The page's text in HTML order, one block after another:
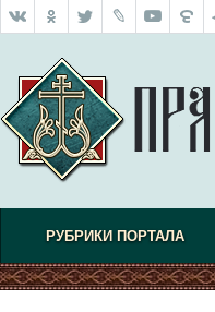
РУБРИКИ ПОРТАЛА